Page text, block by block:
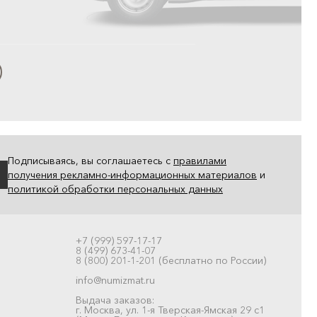
Подписываясь, вы соглашаетесь с правилами
получения рекламно-информационных материалов и
политикой обработки персональных данных
+7 (999) 597-17-17
8 (499) 673-41-07
8 (800) 201-1-201 (бесплатно по России)
info@numizmat.ru
Выдача заказов:
г. Москва, ул. 1-я Тверская-Ямская 29 с1